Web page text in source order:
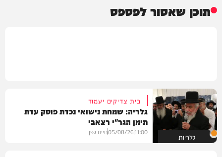
תוכן שאסור לפספס
גלריות
בית צדיקים יעמוד
גלריה: שמחת נישואי נכדת פוסק עדת
תימן הגר"י רצאבי
11:00
05/08/26חיים גפן